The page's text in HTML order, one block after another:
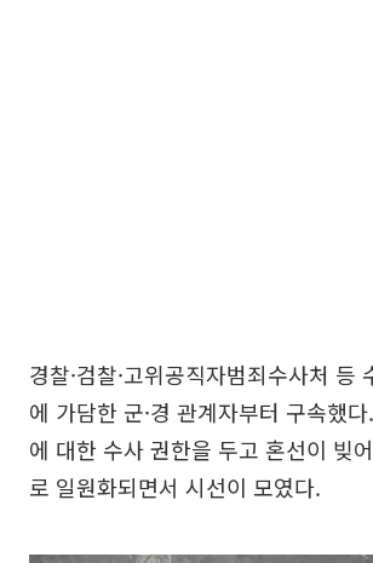
경찰·검찰·고위공직자범죄수사처 등
에 가담한 군·경 관계자부터 구속했
에 대한 수사 권한을 두고 혼선이 빚
로 일원화되면서 시선이 모였다.